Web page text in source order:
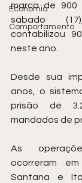
Economia
Comportamento
marca de 900
sábado
contabilizou
neste ano.
Desde sua
anos, o
prisão de
mandados de
As
ocorreram
Santana e